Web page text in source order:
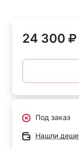
24 300
Под заказ
Нашли